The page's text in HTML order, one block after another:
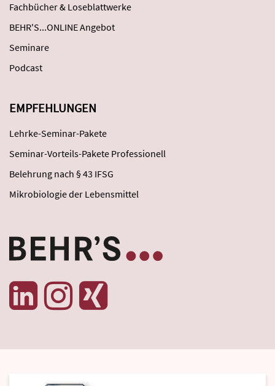
Fachbücher & Loseblattwerke
BEHR'S...ONLINE Angebot
Seminare
Podcast
EMPFEHLUNGEN
Lehrke-Seminar-Pakete
Seminar-Vorteils-Pakete Professionell
Belehrung nach § 43 IFSG
Mikrobiologie der Lebensmittel